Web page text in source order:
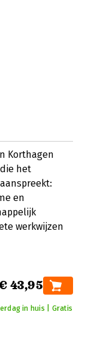
Korthagen
het
en
werkwijzen
43,95
in huis | Gratis